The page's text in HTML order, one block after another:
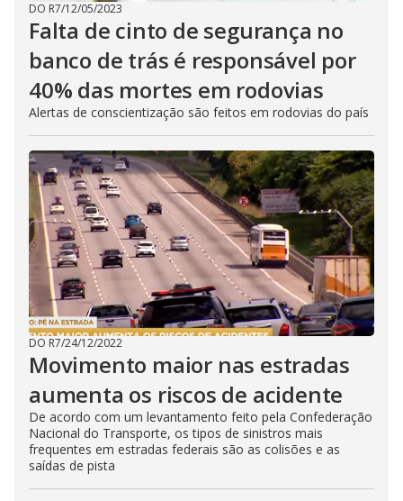
DO R7/12/05/2023
Falta de cinto de segurança no
banco de trás é responsável por
40% das mortes em rodovias
Alertas de conscientização são feitos em rodovias do país
DO R7/24/12/2022
Movimento maior nas estradas
aumenta os riscos de acidente
De acordo com um levantamento feito pela Confederação
Nacional do Transporte, os tipos de sinistros mais
frequentes em estradas federais são as colisões e as
saídas de pista